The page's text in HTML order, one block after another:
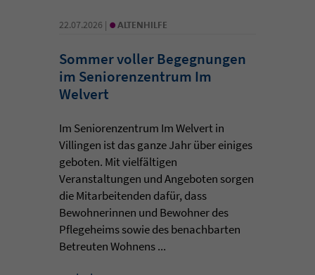
22.07.2026 | • ALTENHILFE
Sommer voller Begegnungen
im Seniorenzentrum Im
Welvert
Im Seniorenzentrum Im Welvert in
Villingen ist das ganze Jahr über einiges
geboten. Mit vielfältigen
Veranstaltungen und Angeboten sorgen
die Mitarbeitenden dafür, dass
Bewohnerinnen und Bewohner des
Pflegeheims sowie des benachbarten
Betreuten Wohnens ...